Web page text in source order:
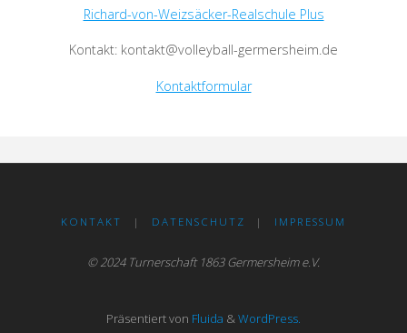
Richard-von-Weizsäcker-Realschule Plus
Kontakt: kontakt@volleyball-germersheim.de
Kontaktformular
KONTAKT | DATENSCHUTZ | IMPRESSUM
© 2024 Turnerschaft 1863 Germersheim e.V.
Präsentiert von Fluida & WordPress.